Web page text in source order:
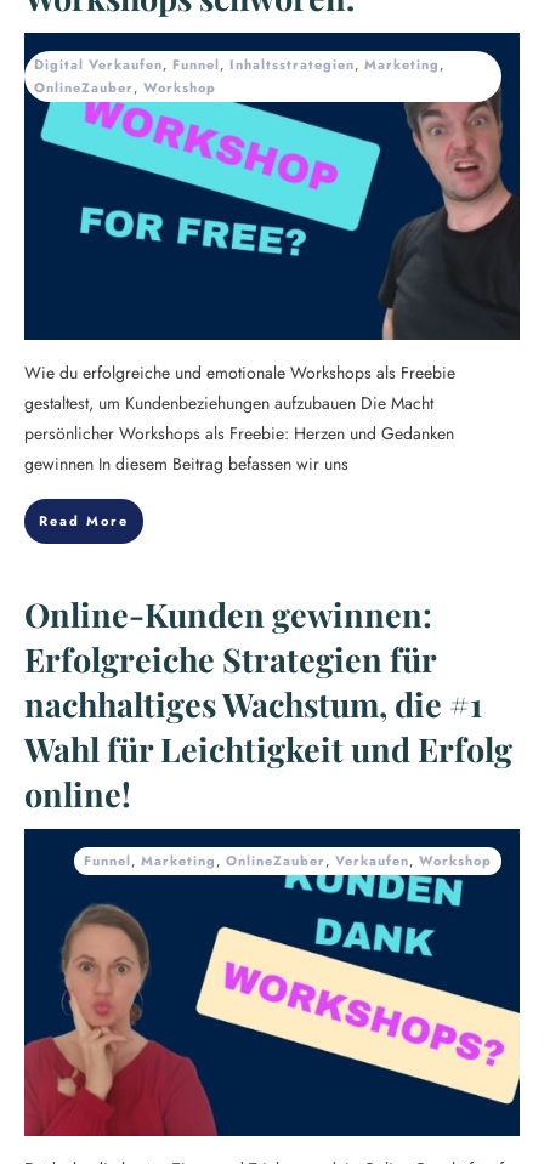
Digital Verkaufen, Funnel, Inhaltsstrategien, Marketing,
OnlineZauber, Workshop
Wie du erfolgreiche und emotionale Workshops als Freebie
gestaltest, um Kundenbeziehungen aufzubauen Die Macht
persönlicher Workshops als Freebie: Herzen und Gedanken
gewinnen In diesem Beitrag befassen wir uns
Read More
Online-Kunden gewinnen:
Erfolgreiche Strategien für
nachhaltiges Wachstum, die #1
Wahl für Leichtigkeit und Erfolg
online!
Funnel, Marketing, OnlineZauber, Verkaufen, Workshop